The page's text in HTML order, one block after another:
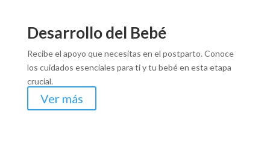
Desarrollo del Bebé
Recibe el apoyo que necesitas en el postparto. Conoce
los cuidados esenciales para ti y tu bebé en esta etapa
crucial.
Ver más